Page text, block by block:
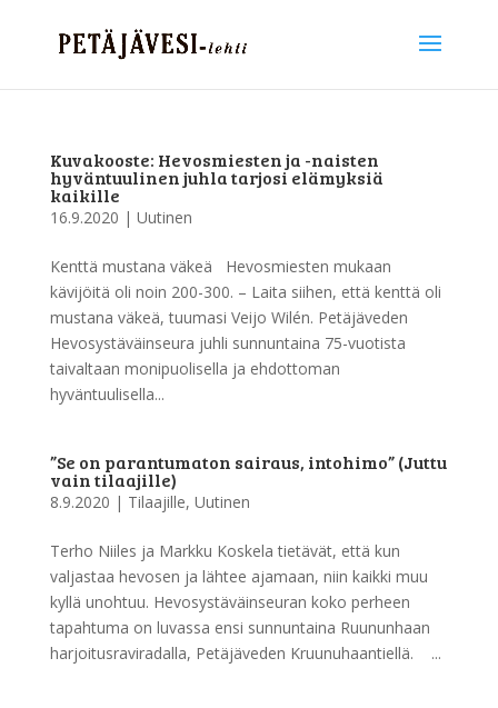
Kuvakooste: Hevosmiesten ja -naisten
hyväntuulinen juhla tarjosi elämyksiä
kaikille
16.9.2020 | Uutinen
Kenttä mustana väkeä Hevosmiesten mukaan
kävijöitä oli noin 200-300. – Laita siihen, että kenttä oli
mustana väkeä, tuumasi Veijo Wilén. Petäjäveden
Hevosystäväinseura juhli sunnuntaina 75-vuotista
taivaltaan monipuolisella ja ehdottoman
hyväntuulisella...
”Se on parantumaton sairaus, intohimo” (Juttu
vain tilaajille)
8.9.2020 | Tilaajille, Uutinen
Terho Niiles ja Markku Koskela tietävät, että kun
valjastaa hevosen ja lähtee ajamaan, niin kaikki muu
kyllä unohtuu. Hevosystäväinseuran koko perheen
tapahtuma on luvassa ensi sunnuntaina Ruununhaan
harjoitusraviradalla, Petäjäveden Kruunuhaantiellä. ...